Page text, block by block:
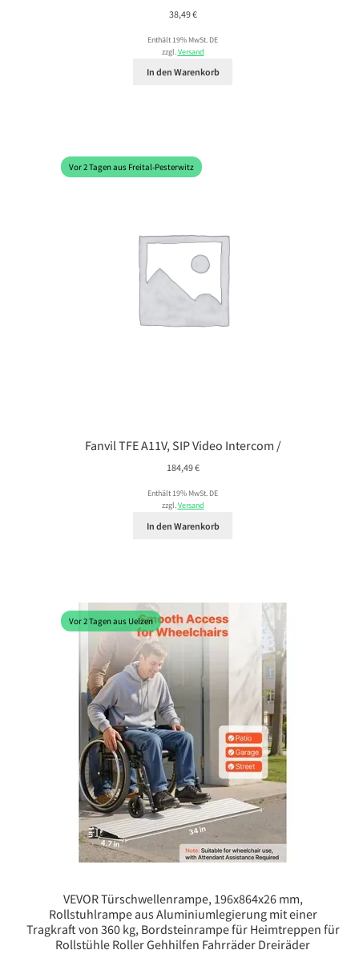
38,49€
Enthält 19% MwSt. DE
zzgl.Versand
In den Warenkorb
Vor 2 Tagen aus Freital-Pesterwitz
Fanvil TFE A11V, SIP Video Intercom /
184,49€
Enthält 19% MwSt. DE
zzgl.Versand
In den Warenkorb
Vor 2 Tagen aus Uelzen
VEVOR Türschwellenrampe, 196x864x26 mm,
Rollstuhlrampe aus Aluminiumlegierung mit einer
Tragkraft von 360 kg, Bordsteinrampe für Heimtreppen für
Rollstühle Roller Gehhilfen Fahrräder Dreiräder